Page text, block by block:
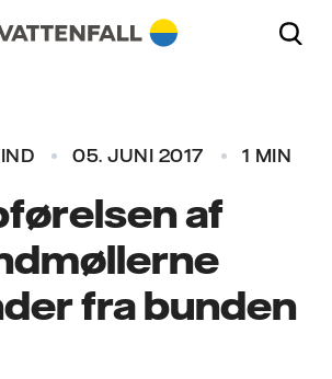
05. JUNI 2017 1 MIN
af
fra bunden